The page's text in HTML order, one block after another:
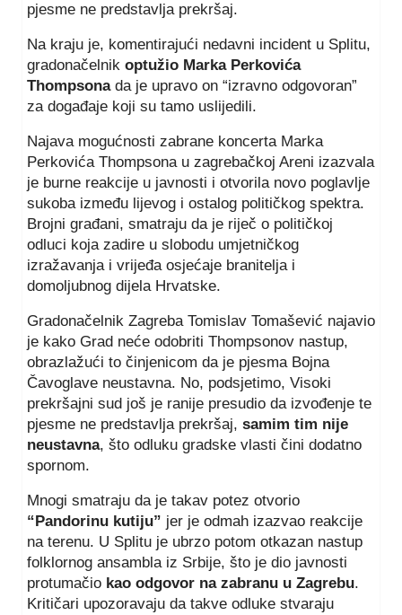
pjesme ne predstavlja prekršaj.
Na kraju je, komentirajući nedavni incident u Splitu,
gradonačelnik optužio Marka Perkovića
Thompsonada je upravo on “izravno odgovoran”
za događaje koji su tamo uslijedili.
Najava mogućnosti zabrane koncerta Marka
Perkovića Thompsona u zagrebačkoj Areni izazvala
je burne reakcije u javnosti i otvorila novo poglavlje
sukoba između lijevog i ostalog političkog spektra.
Brojni građani, smatraju da je riječ o političkoj
odluci koja zadire u slobodu umjetničkog
izražavanja i vrijeđa osjećaje branitelja i
domoljubnog dijela Hrvatske.
Gradonačelnik Zagreba Tomislav Tomašević najavio
je kako Grad neće odobriti Thompsonov nastup,
obrazlažući to činjenicom da je pjesma Bojna
Čavoglave neustavna. No, podsjetimo, Visoki
prekršajni sud još je ranije presudio da izvođenje te
pjesme ne predstavlja prekršaj, samim tim nije
neustavna, što odluku gradske vlasti čini dodatno
spornom.
Mnogi smatraju da je takav potez otvorio
“Pandorinu kutiju” jer je odmah izazvao reakcije
na terenu. U Splitu je ubrzo potom otkazan nastup
folklornog ansambla iz Srbije, što je dio javnosti
protumačio kao odgovor na zabranu u Zagrebu.
Kritičari upozoravaju da takve odluke stvaraju